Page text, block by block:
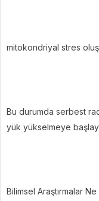
mitokondriyal stres
Bu durumda serbest
yük yükselmeye
Bilimsel Araştırmalar